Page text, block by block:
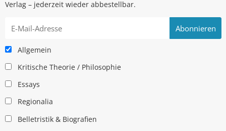
Verlag – jederzeit wieder abbestellbar.
Allgemein
Kritische Theorie / Philosophie
Essays
Regionalia
Belletristik & Biografien